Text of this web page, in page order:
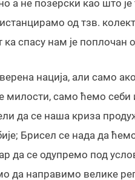
а не позерски као што
од тзв.
ка спасу нам је поплочан
нација, али само
само ћемо себи
да се наша криза
Брисел се нада да
да се одупремо под
направимо велике